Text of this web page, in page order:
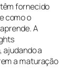
fornecido
como o
A
a
a maturação